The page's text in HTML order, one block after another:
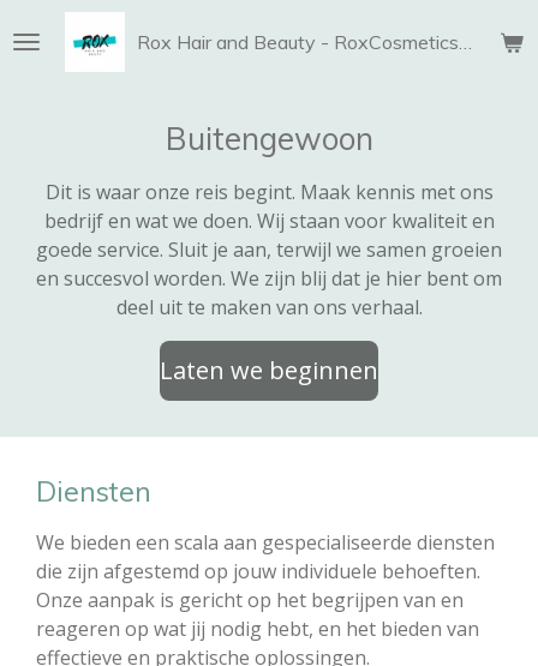
direct
Rox Hair and Beauty - RoxCosmetics and More
Buitengewoon
Dit is waar onze reis begint. Maak kennis met ons
bedrijf en wat we doen. Wij staan voor kwaliteit en
goede service. Sluit je aan, terwijl we samen groeien
en succesvol worden. We zijn blij dat je hier bent om
deel uit te maken van ons verhaal.
Laten we beginnen
Diensten
We bieden een scala aan gespecialiseerde diensten
die zijn afgestemd op jouw individuele behoeften.
Onze aanpak is gericht op het begrijpen van en
reageren op wat jij nodig hebt, en het bieden van
effectieve en praktische oplossingen.